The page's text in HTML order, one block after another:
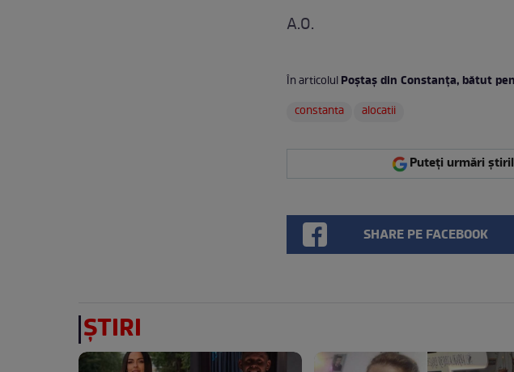
A.O.
În articolulPoştaş din Constanţa, bătut
constanta
alocatii
Puteți urmări
SHARE PE FACEBOOK
ȘTIRI